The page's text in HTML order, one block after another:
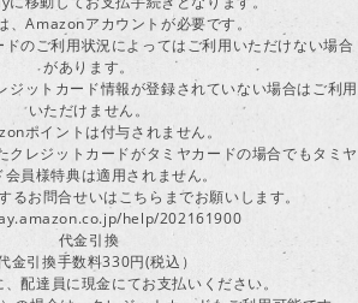
、Amazonアカウントが必要です。
のご利用状況によってはご利用いただけない場合
があります。
ットカード情報が登録されていない場合はご利用
いただけません。
ポイントは付与されません。
レジットカードがタミヤカードの場合でもタミヤ
会員様特典は適用されません。
るお問合せいはこちらまでお願いします。
help/202161900
代金引換
金引換手数料330円(税込）
、配達員に現金にてお支払いください。